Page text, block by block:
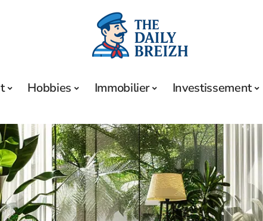
Hobbies Immobilier Investissement